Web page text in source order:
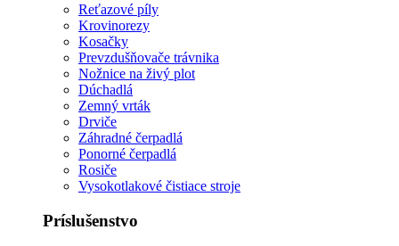
Reťazové píly
Krovinorezy
Kosačky
Prevzdušňovače trávnika
Nožnice na živý plot
Dúchadlá
Zemný vrták
Drviče
Záhradné čerpadlá
Ponorné čerpadlá
Rosiče
Vysokotlakové čistiace stroje
Príslušenstvo